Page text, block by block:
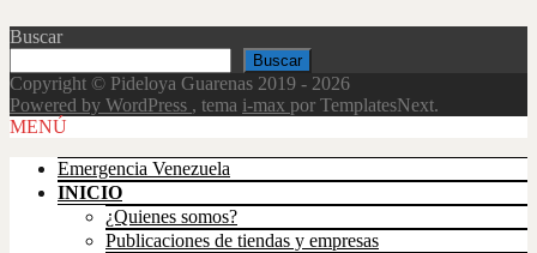
Buscar
Buscar
Copyright © Pideloya Guarenas 2019 - 2026
Powered by WordPress , tema i-max por TemplatesNext.
Scroll
MENÚ
Emergencia Venezuela
INICIO
¿Quienes somos?
Publicaciones de tiendas y empresas